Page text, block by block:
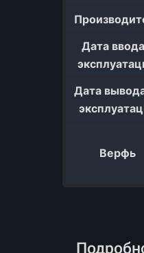
Дата
Дата
Верфь